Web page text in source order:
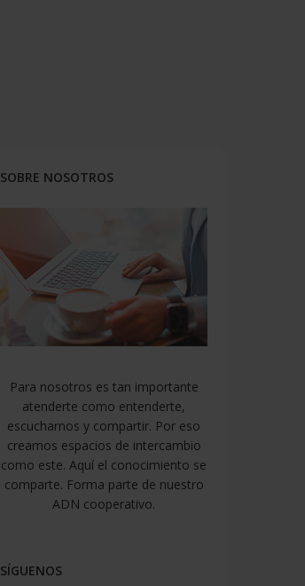
SOBRE NOSOTROS
Para nosotros es tan importante
atenderte como entenderte,
escucharnos y compartir. Por eso
creamos espacios de intercambio
como este. Aquí el conocimiento se
comparte. Forma parte de nuestro
ADN cooperativo.
SÍGUENOS